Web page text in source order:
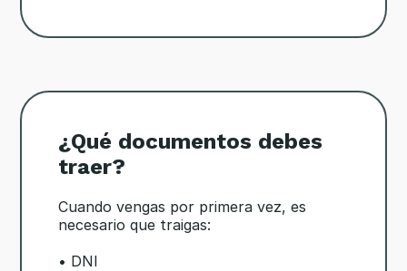
¿Qué documentos debes
traer?
Cuando vengas por primera vez, es
necesario que traigas:
• DNI